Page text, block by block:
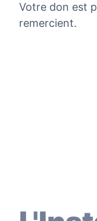
Votre don est
remercient.